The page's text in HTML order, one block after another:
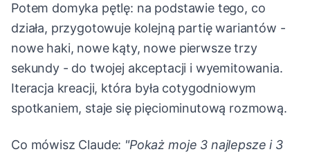
Potem domyka pętlę: na podstawie tego, co
działa, przygotowuje kolejną partię wariantów -
nowe haki, nowe kąty, nowe pierwsze trzy
sekundy - do twojej akceptacji i wyemitowania.
Iteracja kreacji, która była cotygodniowym
spotkaniem, staje się pięciominutową rozmową.
Co mówisz Claude: "Pokaż moje 3 najlepsze i 3